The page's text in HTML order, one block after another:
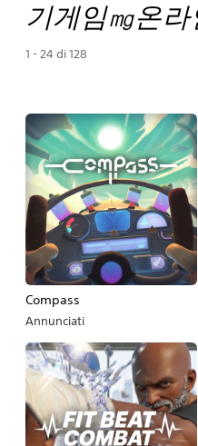
기게임㎎온
1 - 24 di 128
Compass
Annunciati